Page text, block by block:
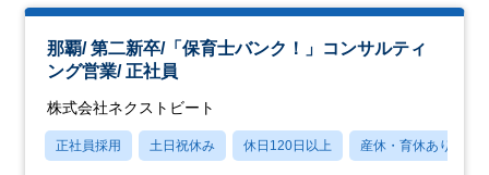
那覇/ 第二新卒/「保育士バンク！」コンサルティ
ング営業/ 正社員
株式会社ネクストビート
正社員採用 土日祝休み 休日120日以上 産休・育休あり